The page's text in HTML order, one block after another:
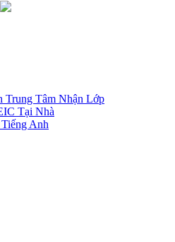
Tâm Nhận Lớp
Tại Nhà
Anh